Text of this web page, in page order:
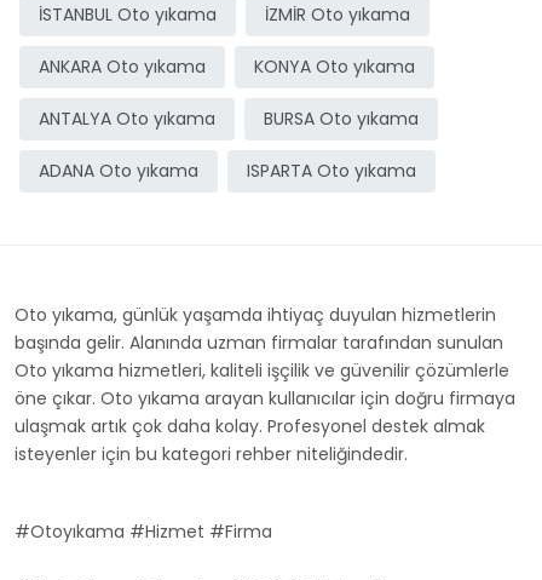
İSTANBUL Oto yıkama İZMİR Oto yıkama
ANKARA Oto yıkama KONYA Oto yıkama
ANTALYA Oto yıkama BURSA Oto yıkama
ADANA Oto yıkama ISPARTA Oto yıkama
Oto yıkama, günlük yaşamda ihtiyaç duyulan hizmetlerin
başında gelir. Alanında uzman firmalar tarafından sunulan
Oto yıkama hizmetleri, kaliteli işçilik ve güvenilir çözümlerle
öne çıkar. Oto yıkama arayan kullanıcılar için doğru firmaya
ulaşmak artık çok daha kolay. Profesyonel destek almak
isteyenler için bu kategori rehber niteliğindedir.
#Otoyıkama #Hizmet #Firma